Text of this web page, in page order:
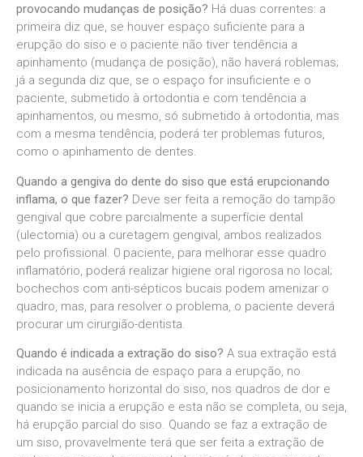
provocando mudanças de posição? Há duas correntes: a
primeira diz que, se houver espaço suficiente para a
erupção do siso e o paciente não tiver tendência a
apinhamento (mudança de posição), não haverá roblemas;
já a segunda diz que, se o espaço for insuficiente e o
paciente, submetido à ortodontia e com tendência a
apinhamentos, ou mesmo, só submetido à ortodontia, mas
com a mesma tendência, poderá ter problemas futuros,
como o apinhamento de dentes.
Quando a gengiva do dente do siso que está erupcionando
inflama, o que fazer? Deve ser feita a remoção do tampão
gengival que cobre parcialmente a superfície dental
(ulectomia) ou a curetagem gengival, ambos realizados
pelo profissional. 0 paciente, para melhorar esse quadro
inflamatório, poderá realizar higiene oral rigorosa no local;
bochechos com anti-sépticos bucais podem amenizar o
quadro, mas, para resolver o problema, o paciente deverá
procurar um cirurgião-dentista.
Quando é indicada a extração do siso? A sua extração está
indicada na ausência de espaço para a erupção, no
posicionamento horizontal do siso, nos quadros de dor e
quando se inicia a erupção e esta não se completa, ou seja,
há erupção parcial do siso. Quando se faz a extração de
um siso, provavelmente terá que ser feita a extração de